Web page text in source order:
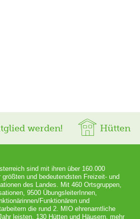
werden! Hütten
sind mit ihren über 160.000
größten und bedeutendsten Freizeit- und
des Landes. Mit 460 Ortsgruppen,
9500 ÜbungsleiterInnen,
Funktionären und
die rund 2. MIO ehrenamtliche
leisten, 130 Hütten und Häusern, mehr